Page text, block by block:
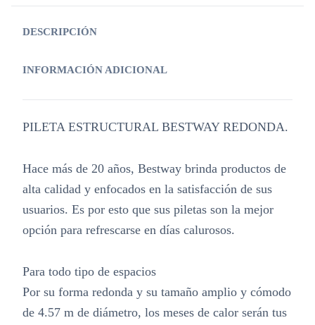
DESCRIPCIÓN
INFORMACIÓN ADICIONAL
PILETA ESTRUCTURAL BESTWAY REDONDA.
Hace más de 20 años, Bestway brinda productos de
alta calidad y enfocados en la satisfacción de sus
usuarios. Es por esto que sus piletas son la mejor
opción para refrescarse en días calurosos.
Para todo tipo de espacios
Por su forma redonda y su tamaño amplio y cómodo
de 4.57 m de diámetro, los meses de calor serán tus